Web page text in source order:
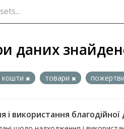
даних
кошти товари пожертви
і використання